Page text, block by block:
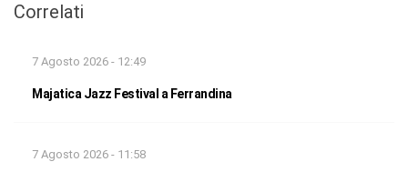
Correlati
7 Agosto 2026 - 12:49
Majatica Jazz Festival a Ferrandina
7 Agosto 2026 - 11:58